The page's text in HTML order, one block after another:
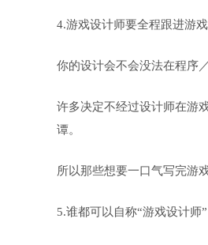
4.游戏设计师要全程跟进游
你的设计会不会没法在程序
许多决定不经过设计师在游
谭。
所以那些想要一口气写完游
5.谁都可以自称“游戏设计师